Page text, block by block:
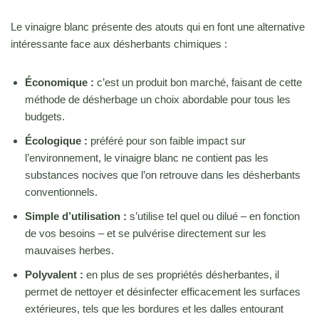
Le vinaigre blanc présente des atouts qui en font une alternative
intéressante face aux désherbants chimiques :
Économique : c’est un produit bon marché, faisant de cette
méthode de désherbage un choix abordable pour tous les
budgets.
Écologique : préféré pour son faible impact sur
l’environnement, le vinaigre blanc ne contient pas les
substances nocives que l’on retrouve dans les désherbants
conventionnels.
Simple d’utilisation : s’utilise tel quel ou dilué – en fonction
de vos besoins – et se pulvérise directement sur les
mauvaises herbes.
Polyvalent : en plus de ses propriétés désherbantes, il
permet de nettoyer et désinfecter efficacement les surfaces
extérieures, tels que les bordures et les dalles entourant